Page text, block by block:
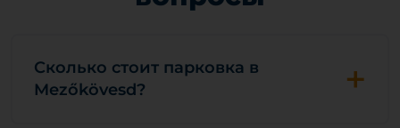
Сколько стоит парковка в
Mezőkövesd?
+